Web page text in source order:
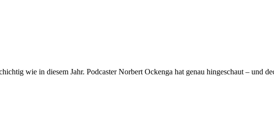
wie in diesem Jahr. Podcaster Norbert Ockenga hat genau hingeschaut – und